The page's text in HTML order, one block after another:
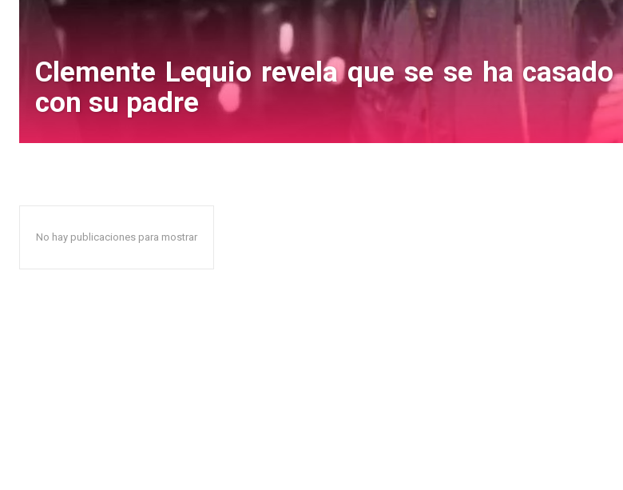
Clemente Lequio revela que se se ha
con su padre
No hay publicaciones para mostrar